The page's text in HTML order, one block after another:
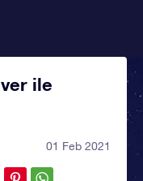
ile
01 Feb 2021